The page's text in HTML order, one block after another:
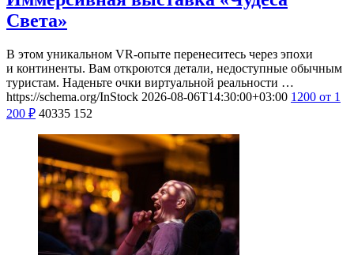
Света»
В этом уникальном VR-опыте перенеситесь через эпохи
и континенты. Вам откроются детали, недоступные обычным
туристам. Наденьте очки виртуальной реальности …
https://schema.org/InStock 2026-08-06T14:30:00+03:00 1200 от 1
200 ₽ 40335 152